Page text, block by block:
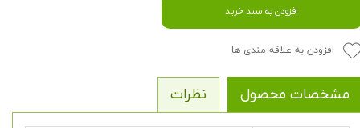
افزودن به سبد خرید
افزودن به علاقه مندی ها
مشخصات محصول نظرات